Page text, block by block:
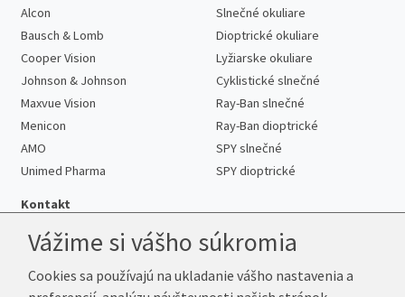
Alcon
Bausch & Lomb
Cooper Vision
Johnson & Johnson
Maxvue Vision
Menicon
AMO
Unimed Pharma
Slnečné okuliare
Dioptrické okuliare
Lyžiarske okuliare
Cyklistické slnečné
Ray-Ban slnečné
Ray-Ban dioptrické
SPY slnečné
SPY dioptrické
Kontakt
Telefón:+421 222 205 863
Vážime si vášho súkromia
Cookies sa používajú na ukladanie vášho nastavenia a